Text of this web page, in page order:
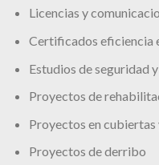
Licencias y
Certificados eficiencia
Estudios de seguridad
Proyectos de
Proyectos en cubiertas
Proyectos de derribo